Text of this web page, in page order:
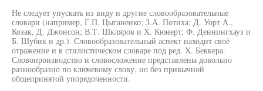
Не следует упускать из виду и другие словообразовательные
словари (например, Г.П. Цыганенко; З.А. Потиха; Д. Уорт А.,
Козак, Д. Джонсон; В.Т. Шкляров и X. Кюнерт; Ф. Деннингхауз и
Б. Шубик и др.). Словообразовательный аспект находит своё
отражение и в стилистическом словаре под ред. X. Беккера.
Словопроизводство и словосложение представлены довольно
разнообразно по ключевому слову, но без привычной
общепринятой упорядоченности.